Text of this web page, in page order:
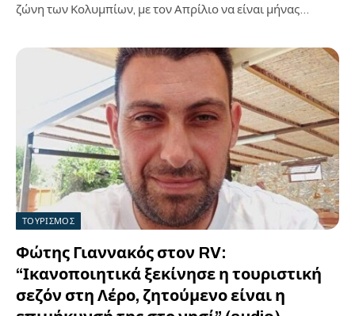
ζώνη των Κολυμπίων, με τον Απρίλιο να είναι μήνας
ΤΟΥΡΙΣΜΟΣ
Φώτης Γιαννακός στον RV:
“Ικανοποιητικά ξεκίνησε η τουριστική
σεζόν στη Λέρο, ζητούμενο είναι η